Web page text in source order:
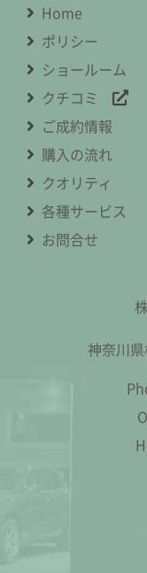
Home
ポリシー
ショールーム
クチコミ
ご成約情報
購入の流れ
クオリティ
各種サービス
お問合せ
神奈川